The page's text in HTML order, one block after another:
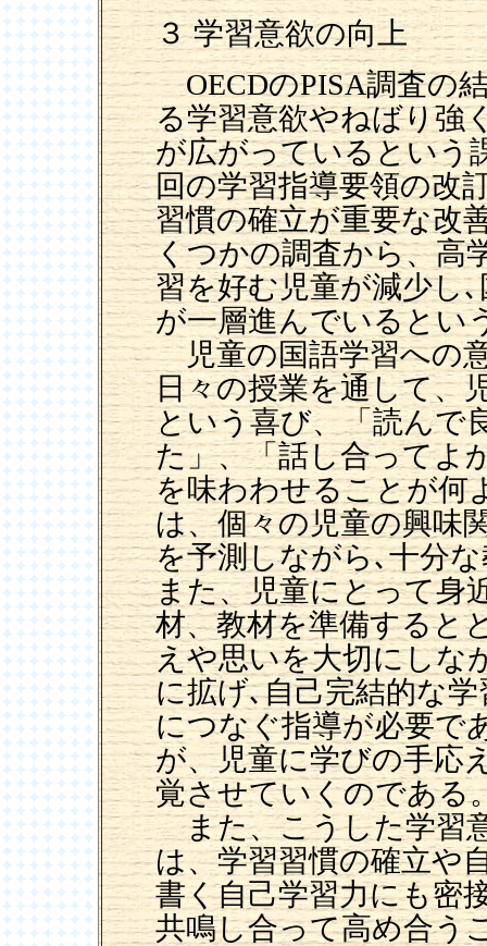
３ 学習意欲の向上
OECDのPISA調査の
る学習意欲やねばり強
が広がっているという
回の学習指導要領の改
習慣の確立が重要な改
くつかの調査から、高
習を好む児童が減少し
が一層進んでいるとい
児童の国語学習への
日々の授業を通して、
という喜び、「読んで
た」、「話し合ってよ
を味わわせることが何
は、個々の児童の興味
を予測しながら､十分
また、児童にとって身
材、教材を準備すると
えや思いを大切にしな
に拡げ､自己完結的な
につなぐ指導が必要で
が、児童に学びの手応
覚させていくのである
また、こうした学習
は、学習習慣の確立や
書く自己学習力にも密
共鳴し合って高め合う